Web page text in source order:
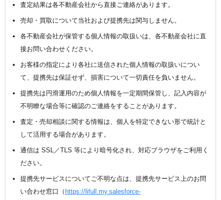
査定結果は各不動産会社から直接ご連絡があります。
売却・買取について当社および提携先は関与しません。
各不動産会社が保管する個人情報の取扱いは、各不動産会社に直
接お問い合わせください。
お客様の指定により各社に送信された個人情報の取扱いについ
て、提携先は保証せず、損害について一切責任を負いません。
提携先は円滑運用のため個人情報を一定期間保管し、記入内容が
不明瞭な場合等に確認のご連絡をすることがあります。
査定・売却相談に関する情報は、個人を特定できない形で統計と
して活用する場合があります。
通信は SSL／TLS 等により暗号化され、対応ブラウザをご利用く
ださい。
提携先サービスについてご不明な点は、提携先サービス上のお問
い合わせ窓口（ https://lifull.my.salesforce-